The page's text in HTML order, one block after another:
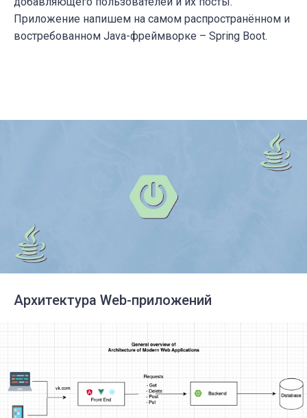
Приложение напишем на самом распространённом и
востребованном Java-фреймворке – Spring Boot.
Архитектура Web-приложений